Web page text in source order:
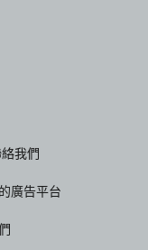
我們
廣告平台